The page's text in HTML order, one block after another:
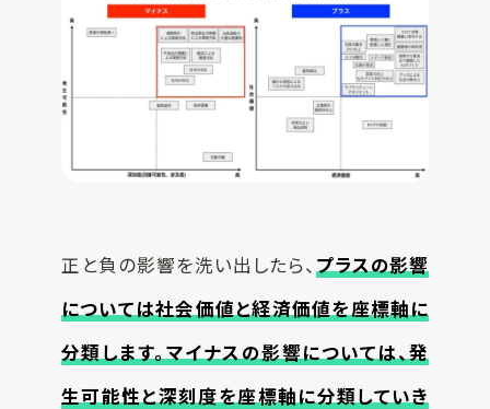
正と負の影響を洗い出したら、プラスの影響
については社会価値と経済価値を座標軸に
分類します。マイナスの影響については、発
生可能性と深刻度を座標軸に分類していき